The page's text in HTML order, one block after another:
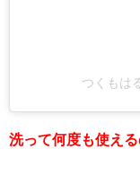
つくもは
洗って何度も使え